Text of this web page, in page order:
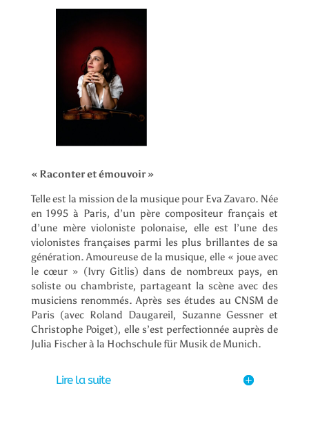
« Raconter et émouvoir »
Telle est la mission de la musique pour Eva Zavaro. Née
en 1995 à Paris, d’un père compositeur français et
d’une mère violoniste polonaise, elle est l’une des
violonistes françaises parmi les plus brillantes de sa
génération. Amoureuse de la musique, elle « joue avec
le cœur » (Ivry Gitlis) dans de nombreux pays, en
soliste ou chambriste, partageant la scène avec des
musiciens renommés. Après ses études au CNSM de
Paris (avec Roland Daugareil, Suzanne Gessner et
Christophe Poiget), elle s’est perfectionnée auprès de
Julia Fischer à la Hochschule für Musik de Munich.
Lire la suite